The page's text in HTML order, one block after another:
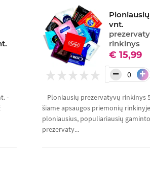
-
vnt.
rinkinys
€ 15,99
− +
Ploniausių prezervatyvų rinkinys
šiame apsaugos priemonių
ploniausius, populiariausių
prezervaty...